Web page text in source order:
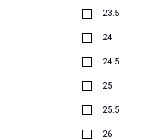
23.5
24
24.5
25
25.5
26